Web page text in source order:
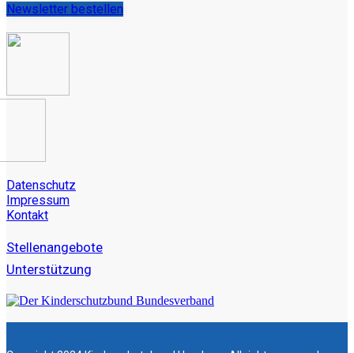
Newsletter bestellen
Datenschutz
Impressum
Kontakt
Stellenangebote
Unterstützung